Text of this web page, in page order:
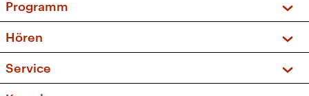
Programm
Sendungen und Podcasts
Musikliste
Hören
Frequenzen (UKW + DAB+)
Service